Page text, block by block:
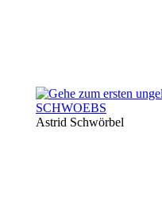
SCHWOEBS
Astrid Schwörbel